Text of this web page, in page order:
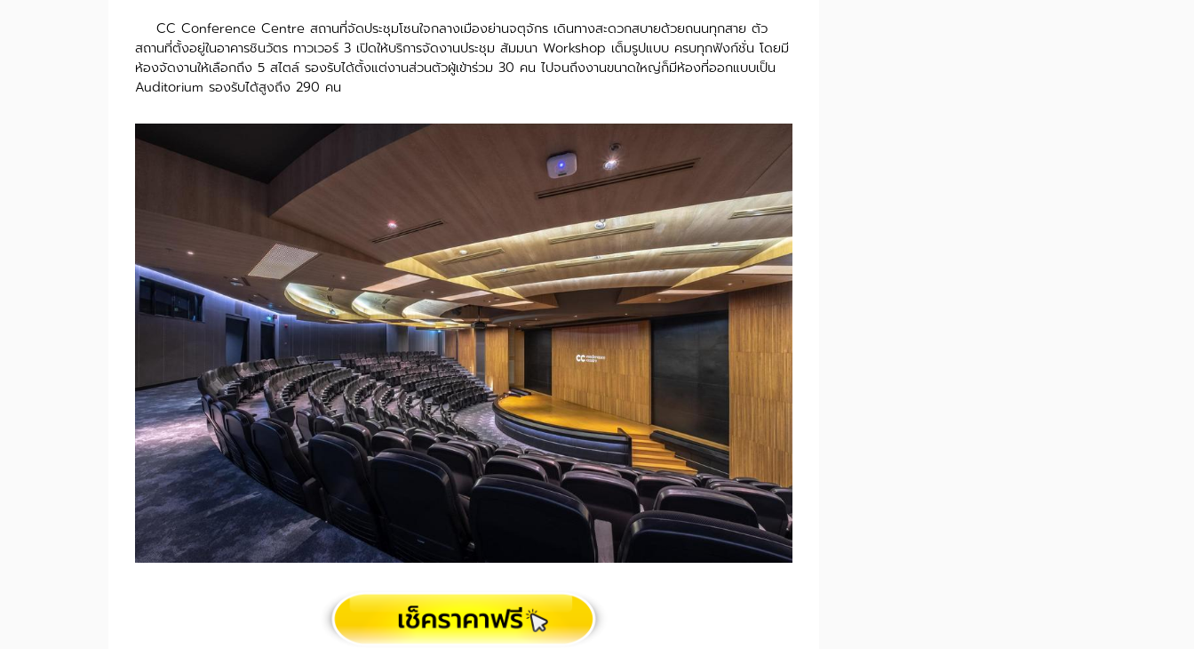
CC Conference Centre สถานที่จัดประชุมโซนใจกลางเมืองย่านจตุจักร เดินทางสะดวกสบายด้วยถนนทุกสาย ตัว
สถานที่ตั้งอยู่ในอาคารชินวัตร ทาวเวอร์ 3 เปิดให้บริการจัดงานประชุม สัมมนา Workshop เต็มรูปแบบ ครบทุกฟังก์ชั่น โดยมี
ห้องจัดงานให้เลือกถึง 5 สไตล์ รองรับได้ตั้งแต่งานส่วนตัวผู้เข้าร่วม 30 คน ไปจนถึงงานขนาดใหญ่ก็มีห้องที่ออกแบบเป็น
Auditorium รองรับได้สูงถึง 290 คน